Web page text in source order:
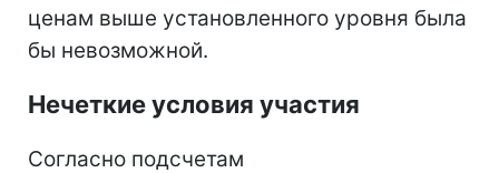
ценам выше установленного уровня была
бы невозможной.
Нечеткие условия участия
Согласно подсчетам